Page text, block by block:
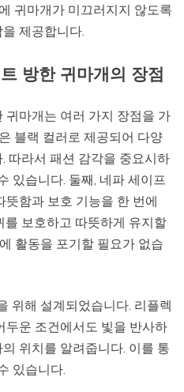
귀마개가 미끄러지지 않도록
제공합니다.
방한 귀마개의 장점
귀마개는 여러 가지 장점을 가
블랙 컬러로 제공되어 다양
따라서 패션 감각을 중요시하
있습니다. 둘째, 네파 세이프
함과 보호 기능을 한 번에
보호하고 따뜻하게 유지할
활동을 포기할 필요가 없습
위해 설계되었습니다. 리플렉
두운 조건에서도 빛을 반사하
위치를 알려줍니다. 이를 통
있습니다.